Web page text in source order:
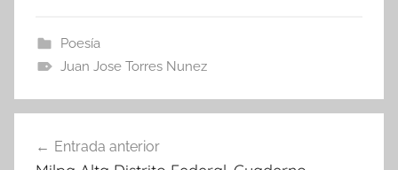
Poesía
Juan Jose Torres Nunez
de
Entrada anterior